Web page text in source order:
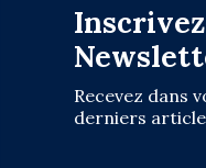
Recevez dans
derniers